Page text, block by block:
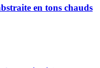
en tons chauds